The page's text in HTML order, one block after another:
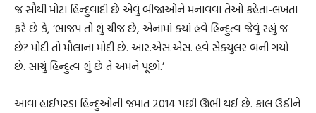
જ સૌથી મોટા હિન્દુવાદી છે એવું બીજાઓને મનાવવા તેઓ કહેતા-લખતા
ફરે છે કે, ‘ભાજપ તો શું ચીજ છે, એનામાં ક્યાં હવે હિન્દુત્વ જેવું રહ્યું જ
છે? મોદી તો મૌલાના મોદી છે. આર.એસ.એસ. હવે સેક્યુલર બની ગયો
છે. સાચું હિન્દુત્વ શું છે તે અમને પૂછો.’
આવા હાઈપરડા હિન્દુઓની જમાત 2014 પછી ઊભી થઈ છે. કાલ ઉઠીને